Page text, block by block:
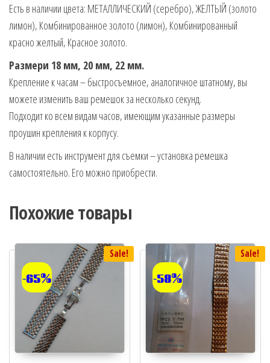
Есть в наличии цвета: МЕТАЛЛИЧЕСКИЙ (серебро), ЖЕЛТЫЙ (золото
лимон), Комбинированное золото (лимон), Комбинированный
красно желтый, Красное золото.
Размери 18 мм, 20 мм, 22 мм.
Крепление к часам – быстросъемное, аналогичное штатному, вы
можете изменить ваш ремешок за несколько секунд.
Подходит ко всем видам часов, имеющим указанные размеры
проушин крепления к корпусу.
В наличии есть инструмент для съемки – установка ремешка
самостоятельно. Его можно приобрести.
Похожие товары
Sale!
-65%
Sale!
-58%